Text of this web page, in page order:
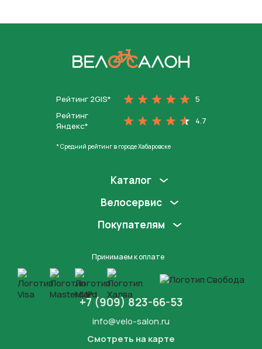
Рейтинг 2GIS*
5
Рейтинг
Яндекс*
4.7
* Средний рейтинг в городе Хабаровске
Каталог
Велосервис
Покупателям
Принимаем к оплате
+7 (909) 823-66-53
info@velo-salon.ru
Смотреть на карте